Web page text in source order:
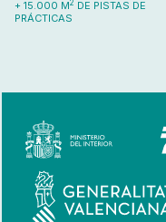
+ 15.000 M2 DE PISTAS DE
PRÁCTICAS